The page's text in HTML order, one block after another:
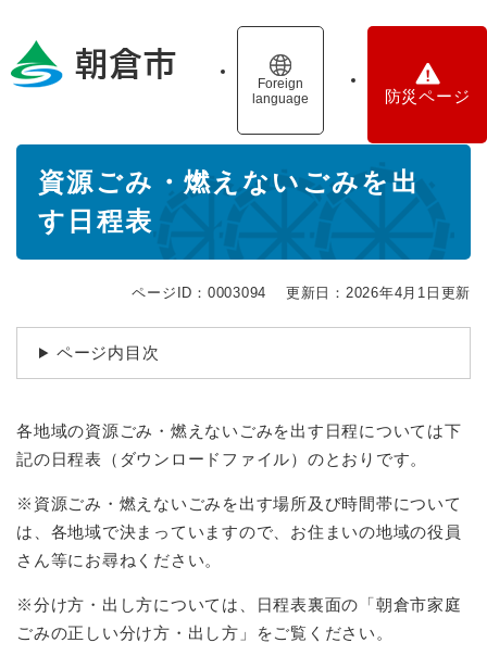
の
Foreign
language
防災ページ
資源ごみ・燃えないごみを出
す日程表
ページID：0003094 更新日：2026年4月1日更新
ページ内目次
各地域の資源ごみ・燃えないごみを出す日程については下
記の日程表（ダウンロードファイル）のとおりです。
※資源ごみ・燃えないごみを出す場所及び時間帯について
は、各地域で決まっていますので、お住まいの地域の役員
さん等にお尋ねください。
※分け方・出し方については、日程表裏面の「朝倉市家庭
ごみの正しい分け方・出し方」をご覧ください。